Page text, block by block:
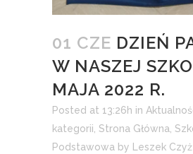
01 CZE DZIEŃ
W NASZEJ
MAJA 2022 R.
Posted at 13:26h in
kategorii Strona Główna
Podstawowa by Leszek Czyż